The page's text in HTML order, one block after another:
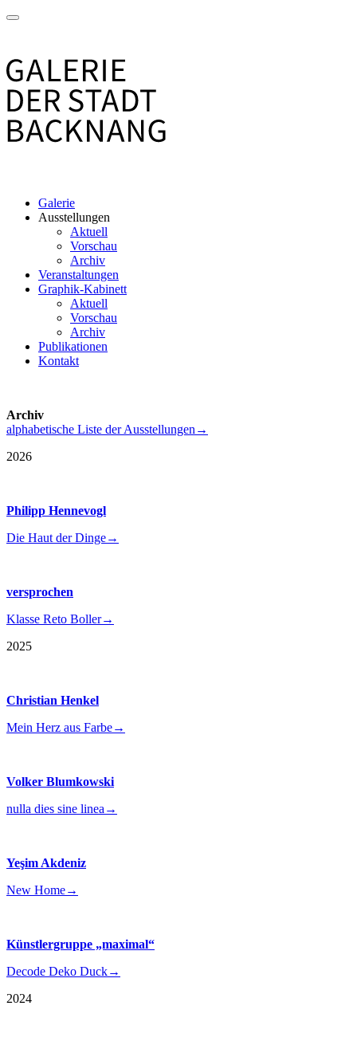
Galerie
Ausstellungen
Aktuell
Vorschau
Archiv
Veranstaltungen
Graphik-Kabinett
Aktuell
Vorschau
Archiv
Publikationen
Kontakt
Archiv
alphabetische Liste der Ausstellungen →
2026
Philipp Hennevogl
Die Haut der Dinge→
versprochen
Klasse Reto Boller→
2025
Christian Henkel
Mein Herz aus Farbe→
Volker Blumkowski
nulla dies sine linea →
Yeşim Akdeniz
New Home→
Künstlergruppe „maximal“
Decode Deko Duck→
2024